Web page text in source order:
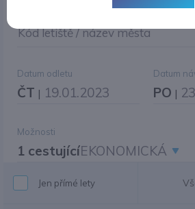
Kód letiště / název města
Datum odletu
ČT | 19.01.2023
Datum
PO |
Možnosti
1 cestujícíEKONOMICKÁ
Jen přímé lety